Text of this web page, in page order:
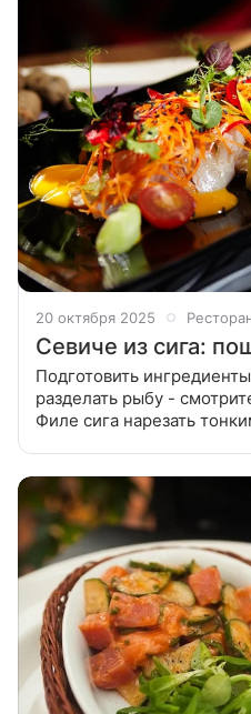
20 октября 2025
Севиче из сига:
Подготовить
разделать рыбу -
Филе сига нарезать